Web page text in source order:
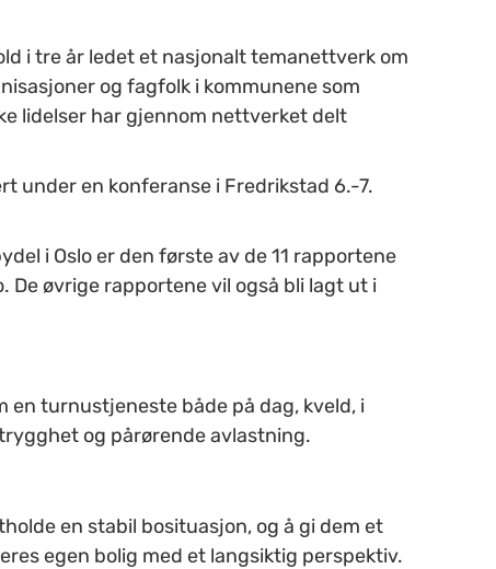
i tre år ledet et nasjonalt temanettverk om
og fagfolk i kommunene som
lidelser har gjennom nettverket delt
under en konferanse i Fredrikstad 6.-7.
i Oslo er den første av de 11 rapportene
De øvrige rapportene vil også bli lagt ut i
en turnustjeneste både på dag, kveld, i
og pårørende avlastning.
en stabil bosituasjon, og å gi dem et
egen bolig med et langsiktig perspektiv.